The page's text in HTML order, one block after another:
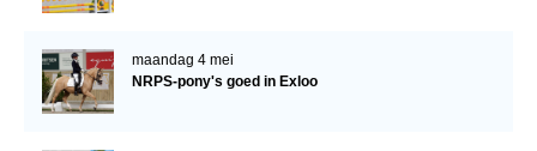
Inloggen
CONTACT
REGIO'S
maandag 4 mei
NRPS-pony's goed in Exloo